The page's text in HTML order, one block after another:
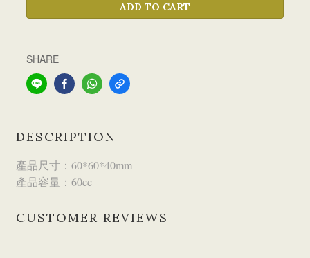
ADD TO CART
SHARE
DESCRIPTION
產品尺寸：60*60*40mm
產品容量：60cc
CUSTOMER REVIEWS